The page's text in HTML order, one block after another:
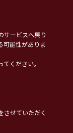
サービスへ戻り
可能性がありま
ください。
させていただく